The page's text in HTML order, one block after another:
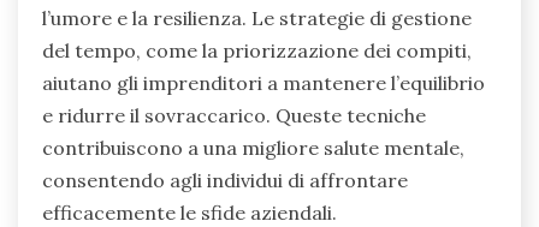
l’umore e la resilienza. Le strategie di gestione
del tempo, come la priorizzazione dei compiti,
aiutano gli imprenditori a mantenere l’equilibrio
e ridurre il sovraccarico. Queste tecniche
contribuiscono a una migliore salute mentale,
consentendo agli individui di affrontare
efficacemente le sfide aziendali.